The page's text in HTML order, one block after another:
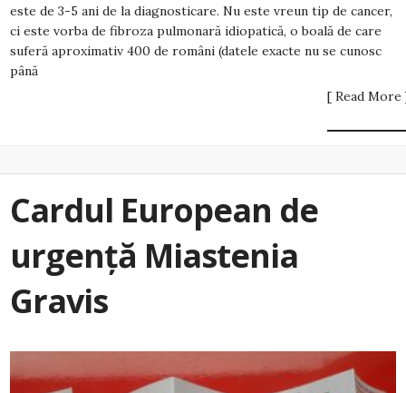
este de 3-5 ani de la diagnosticare. Nu este vreun tip de cancer,
ci este vorba de fibroza pulmonară idiopatică, o boală de care
suferă aproximativ 400 de români (datele exacte nu se cunosc
până
[ Read More
Cardul European de
urgență Miastenia
Gravis